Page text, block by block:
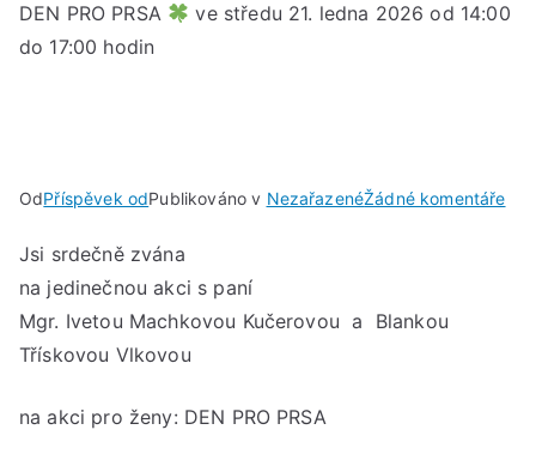
DEN PRO PRSA
ve středu 21. ledna 2026 od 14:00
do 17:00 hodin
OdPříspěvek odPublikováno v NezařazenéŽádné komentářeu
Jsi srdečně zvána
na jedinečnou akci s paní
Mgr. Ivetou Machkovou Kučerovou a Blankou
Třískovou Vlkovou
na akci pro ženy: DEN PRO PRSA